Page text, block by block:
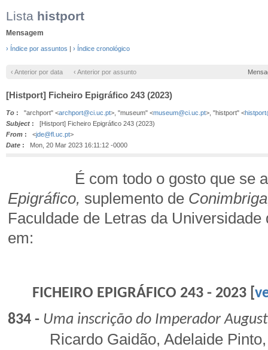
Lista histport
Mensagem
› Índice por assuntos | › Índice cronológico
‹ Anterior por data ‹ Anterior por assunto
[Histport] Ficheiro Epigráfico 243 (2023)
To : "archport" <archport@ci.uc.pt>, "museum" <museum@ci.uc.pt>, "histport" <
Subject : [Histport] Ficheiro Epigráfico 243 (2023)
From : <jde@fl.uc.pt>
Date : Mon, 20 Mar 2023 16:11:12 -0000
É com todo o gosto que se
Epigráfico, suplemento de
Faculdade de Letras da
em:
FICHEIRO EPIGRÁFICO 243 - 2023 [
834 - Uma inscrição do Imperador
Ricardo Gaidão, Adelaide Pinto,